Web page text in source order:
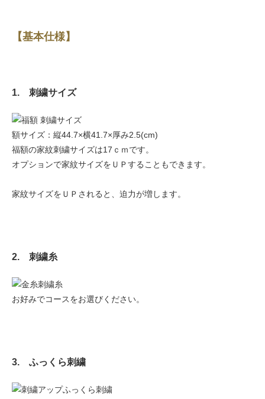
【基本仕様】
1. 刺繍サイズ
額サイズ：縦44.7×横41.7×厚み2.5(cm)
福額の家紋刺繍サイズは17ｃｍです。
オプションで家紋サイズをＵＰすることもできます。
家紋サイズをＵＰされると、迫力が増します。
2. 刺繍糸
お好みでコースをお選びください。
3. ふっくら刺繍